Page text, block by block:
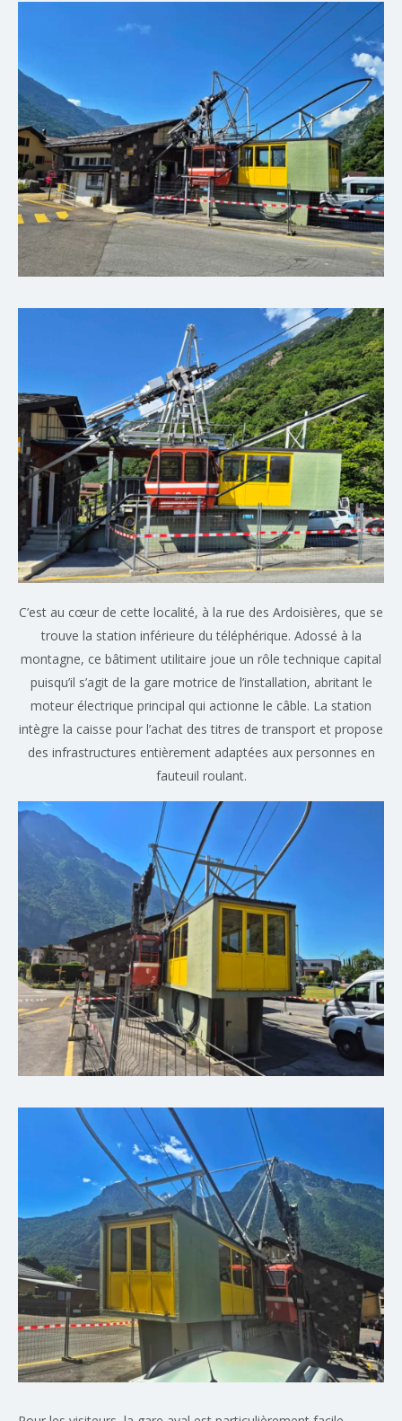
C’est au cœur de cette localité, à la rue des Ardoisières, que se
trouve la station inférieure du téléphérique. Adossé à la
montagne, ce bâtiment utilitaire joue un rôle technique capital
puisqu’il s’agit de la gare motrice de l’installation, abritant le
moteur électrique principal qui actionne le câble. La station
intègre la caisse pour l’achat des titres de transport et propose
des infrastructures entièrement adaptées aux personnes en
fauteuil roulant.